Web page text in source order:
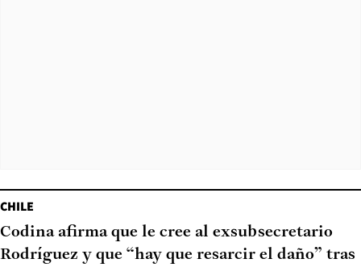
CHILE
Codina afirma que le cree al exsubsecretario
Rodríguez y que “hay que resarcir el daño” tras